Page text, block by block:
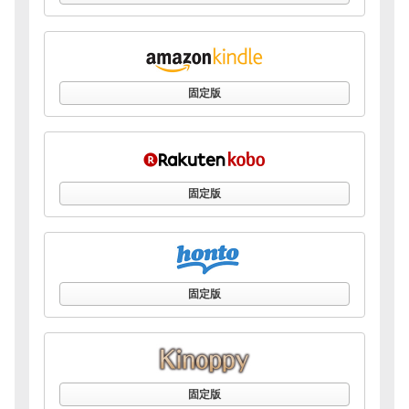
固定版
固定版
固定版
固定版